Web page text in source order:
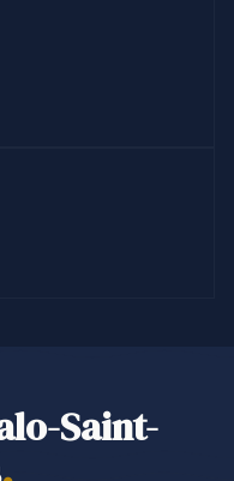
Saint-